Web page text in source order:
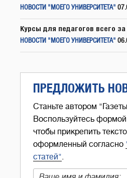
НОВОСТИ "МОЕГО УНИВЕРСИТЕТА"
Курсы для педагогов всего
НОВОСТИ "МОЕГО УНИВЕРСИТЕТА"
ПРЕДЛОЖИТЬ
Станьте автором
Воспользуйтесь
чтобы прикрепить
оформленный согласно
статей".